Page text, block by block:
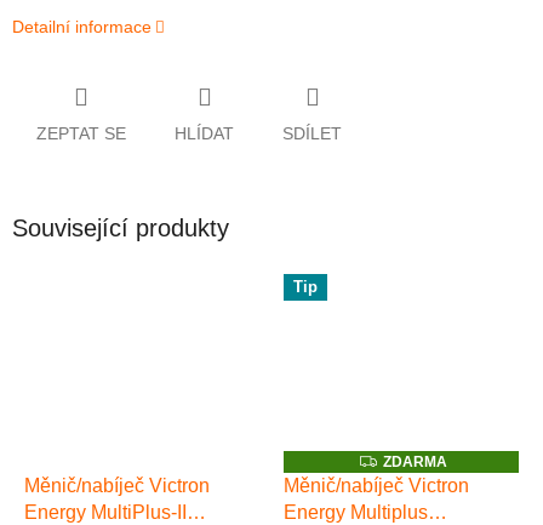
Detailní informace
ZEPTAT SE HLÍDAT SDÍLET
Související produkty
Měnič/nabíječ Victron
Energy MultiPlus-II
Tip
Z
D
A
R
ZDARMA
Měnič/nabíječ Victron
Energy Multiplus